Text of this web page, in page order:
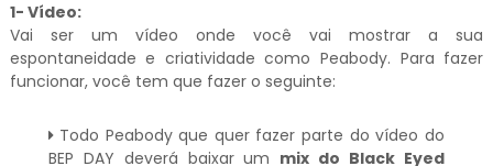
1- Vídeo:
Vai ser um vídeo onde você vai mostrar a sua
espontaneidade e criatividade como Peabody. Para fazer
funcionar, você tem que fazer o seguinte:
Todo Peabody que quer fazer parte do vídeo do
BEP DAY deverá baixar um mix do Black Eyed